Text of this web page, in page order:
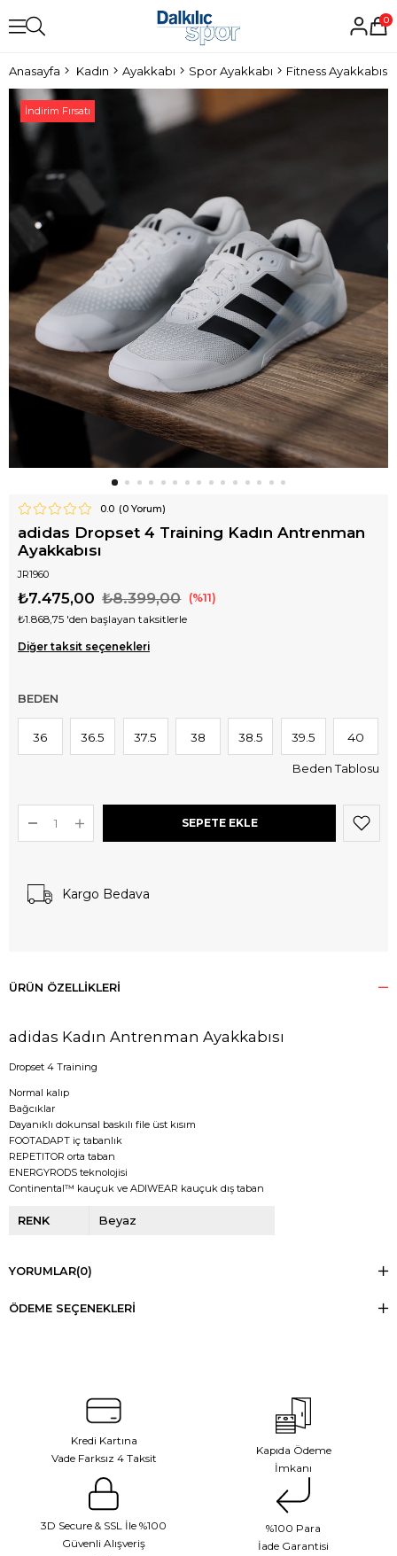
0
Anasayfa Kadın Ayakkabı Spor Ayakkabı Fitness Ayakkabısı
İndirim Fırsatı
0.0 (0Yorum)
adidas Dropset 4 Training Kadın Antrenman
Ayakkabısı
JR1960
₺8.399,00
₺7.475,00 11
₺1.868,75 'den başlayan taksitlerle
Diğer taksit seçenekleri
BEDEN
36 36.5 37.5 38 38.5 39.5 40
Beden Tablosu
Kargo Bedava
ÜRÜN ÖZELLIKLERI
adidas Kadın Antrenman Ayakkabısı
Dropset 4 Training
Normal kalıp
Bağcıklar
Dayanıklı dokunsal baskılı file üst kısım
FOOTADAPT iç tabanlık
REPETITOR orta taban
ENERGYRODS teknolojisi
Continental™ kauçuk ve ADIWEAR kauçuk dış taban
RENK Beyaz
YORUMLAR(0)
ÖDEME SEÇENEKLERI
Kredi Kartına
Vade Farksız 4 Taksit
Kapıda Ödeme
İmkanı
3D Secure & SSL İle %100
Güvenli Alışveriş
%100 Para
İade Garantisi